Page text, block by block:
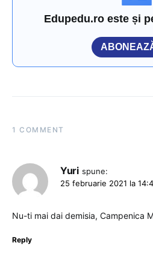
Edupedu.ro este și
1 COMMENT
Yuri spune:
25 februarie 2021 la
Nu-ti mai dai demisia, Campenica
Reply